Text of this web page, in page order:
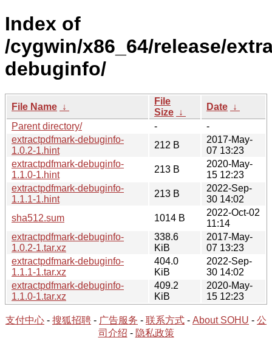
Index of
/cygwin/x86_64/release/
debuginfo/
File Name ↓
File
Size ↓
Date ↓
Parent directory/
-
-
extractpdfmark-debuginfo-
1.0.2-1.hint
212 B
2017-May-
07 13:23
extractpdfmark-debuginfo-
1.1.0-1.hint
213 B
2020-May-
15 12:23
extractpdfmark-debuginfo-
1.1.1-1.hint
213 B
2022-Sep-
30 14:02
sha512.sum
1014 B
2022-Oct-02
11:14
extractpdfmark-debuginfo-
1.0.2-1.tar.xz
338.6
KiB
2017-May-
07 13:23
extractpdfmark-debuginfo-
1.1.1-1.tar.xz
404.0
KiB
2022-Sep-
30 14:02
extractpdfmark-debuginfo-
1.1.0-1.tar.xz
409.2
KiB
2020-May-
15 12:23
支付中心 - 搜狐招聘 - 广告服务 - 联系方式 - About SOHU - 公
司介绍 - 隐私政策